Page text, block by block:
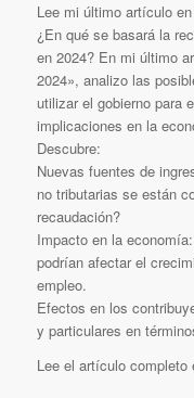
Lee mi último artículo
¿En qué se basará la
en 2024? En mi último
2024», analizo las
utilizar el gobierno para
implicaciones en la
Descubre:
Nuevas fuentes de
no tributarias se están
recaudación?
Impacto en la
podrían afectar el
empleo.
Efectos en los
y particulares en
Lee el artículo completo